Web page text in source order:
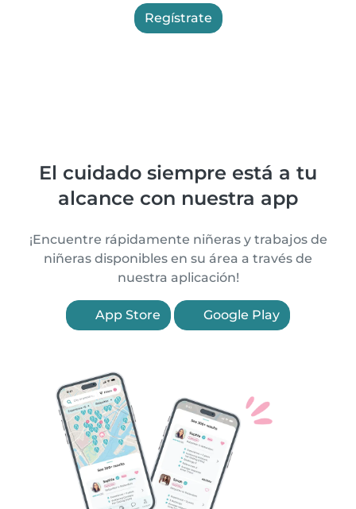
Regístrate
El cuidado siempre está a tu
alcance con nuestra app
¡Encuentre rápidamente niñeras y trabajos de
niñeras disponibles en su área a través de
nuestra aplicación!
App Store Google Play